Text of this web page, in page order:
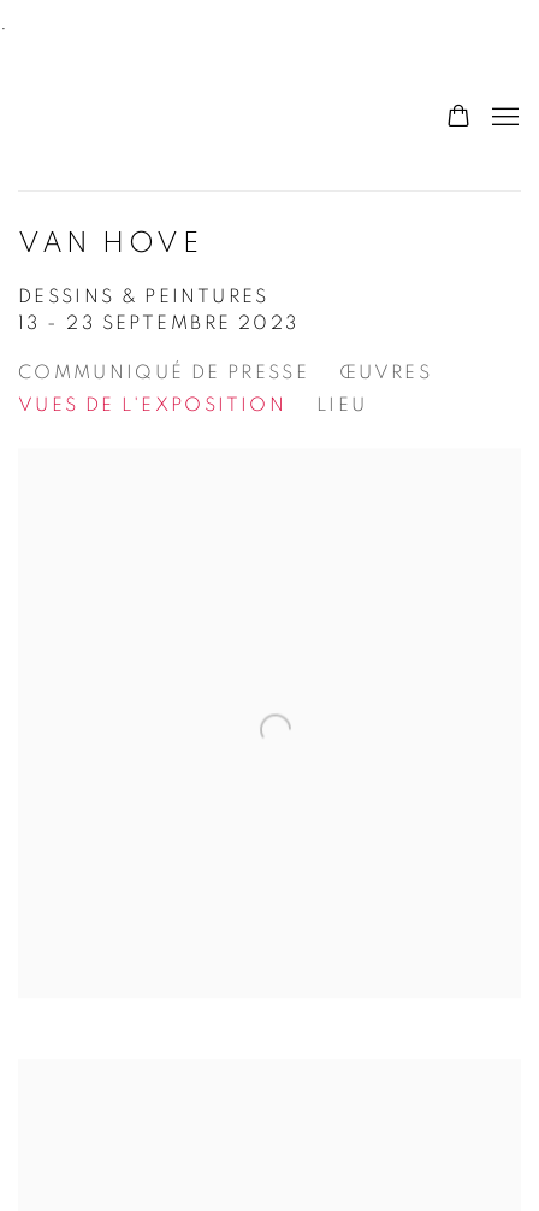
.
VAN HOVE
DESSINS & PEINTURES
13 - 23 SEPTEMBRE 2023
COMMUNIQUÉ DE PRESSE
ŒUVRES
VUES DE L'EXPOSITION
LIEU